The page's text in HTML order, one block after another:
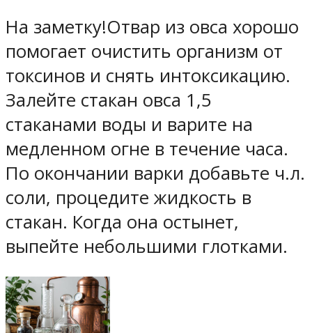
На заметку!Отвар из овса хорошо
помогает очистить организм от
токсинов и снять интоксикацию.
Залейте стакан овса 1,5
стаканами воды и варите на
медленном огне в течение часа.
По окончании варки добавьте ч.л.
соли, процедите жидкость в
стакан. Когда она остынет,
выпейте небольшими глотками.